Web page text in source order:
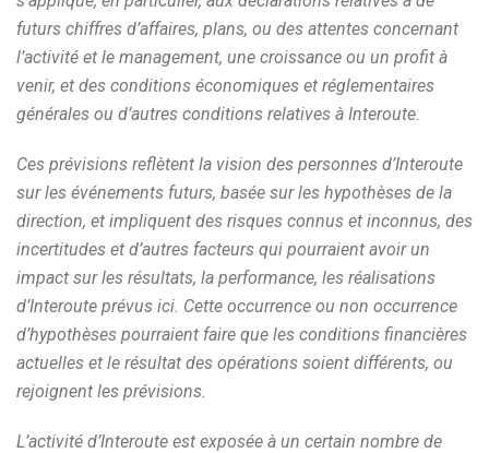
futurs chiffres d’affaires, plans, ou des attentes concernant
l’activité et le management, une croissance ou un profit à
venir, et des conditions économiques et réglementaires
générales ou d’autres conditions relatives à Interoute.
Ces prévisions reflètent la vision des personnes d’Interoute
sur les événements futurs, basée sur les hypothèses de la
direction, et impliquent des risques connus et inconnus, des
incertitudes et d’autres facteurs qui pourraient avoir un
impact sur les résultats, la performance, les réalisations
d’Interoute prévus ici. Cette occurrence ou non occurrence
d’hypothèses pourraient faire que les conditions financières
actuelles et le résultat des opérations soient différents, ou
rejoignent les prévisions.
L’activité d’Interoute est exposée à un certain nombre de